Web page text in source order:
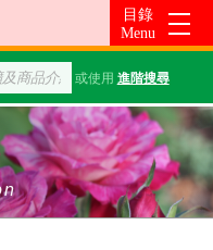
或使用 進階搜尋